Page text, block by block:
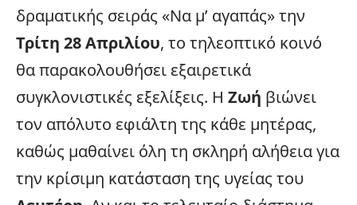
δραματικής σειράς «Να μ’ αγαπάς» την
Τρίτη 28 Απριλίου, το τηλεοπτικό κοινό
θα παρακολουθήσει εξαιρετικά
συγκλονιστικές εξελίξεις. Η Ζωή βιώνει
τον απόλυτο εφιάλτη της κάθε μητέρας,
καθώς μαθαίνει όλη τη σκληρή αλήθεια για
την κρίσιμη κατάσταση της υγείας του